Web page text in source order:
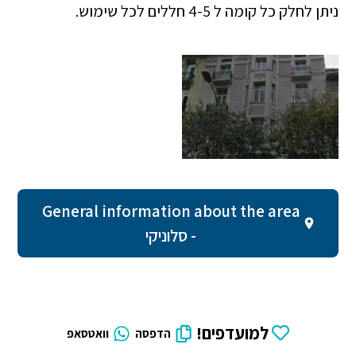
ניתן לחלק כל קומה ל 4-5 חללים לכל שימוש.
General information about the area
- סלוניקי
למועדפים! הדפסה וואטסאפ